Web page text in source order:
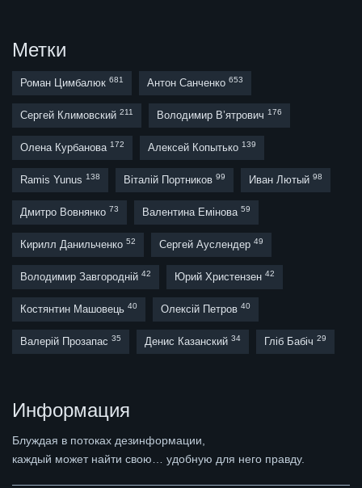
Метки
Роман Цимбалюк 681 Антон Санченко 653
Сергей Климовский 211 Володимир В’ятрович 176
Олена Курбанова 172 Алексей Копытько 139
Ramis Yunus 138 Віталій Портников 99 Иван Лютый 98
Дмитро Вовнянко 73 Валентина Емінова 59
Кирилл Данильченко 52 Сергей Ауслендер 49
Володимир Завгородній 42 Юрий Христензен 42
Костянтин Машовець 40 Олексій Петров 40
Валерій Прозапас 35 Денис Казанский 34 Гліб Бабіч 29
Информация
Блуждая в потоках дезинформации,
каждый может найти свою… удобную для него правду.